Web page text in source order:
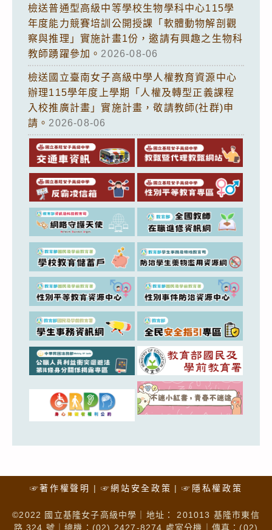
檢送普通型高級中等學校生物學科中心115學
年度能力競賽培訓公開授課「軟體動物解剖觀
察與推理」實施計畫1份，邀請有興趣之生物科
教師踴躍參加。 2026-08-06
檢送國立臺南女子高級中學人權教育資源中心
辦理115學年度上學期「人權及轉型正義課程
入校推廣計畫」實施計畫，敬請教師(社群)申
請。 2026-08-06
☞著作權聲明 ☞網站安全政策 ☞隱私權政策
©2022 國立基隆女子高級中學｜地址： 201013 基隆市東信
路 324 號｜總機：(02) 2427-8274 處室分機｜傳真：(02)